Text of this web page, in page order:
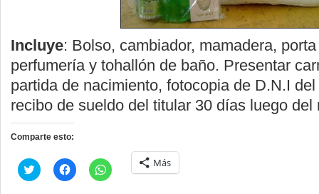
Incluye: Bolso, cambiador, mamadera,
perfumería y tohallón de baño. Presentar
partida de nacimiento, fotocopia de D.N.I
recibo de sueldo del titular 30 días luego del
Comparte esto:
Haz
clic
Haz
clic
Haz
clic
Más